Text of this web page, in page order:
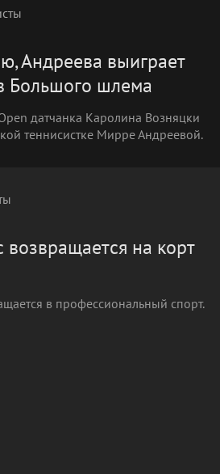
Андреева выиграет
Большого шлема
датчанка Каролина Возняцки
теннисистке Мирре Андреевой.
возвращается на корт
в профессиональный спорт.